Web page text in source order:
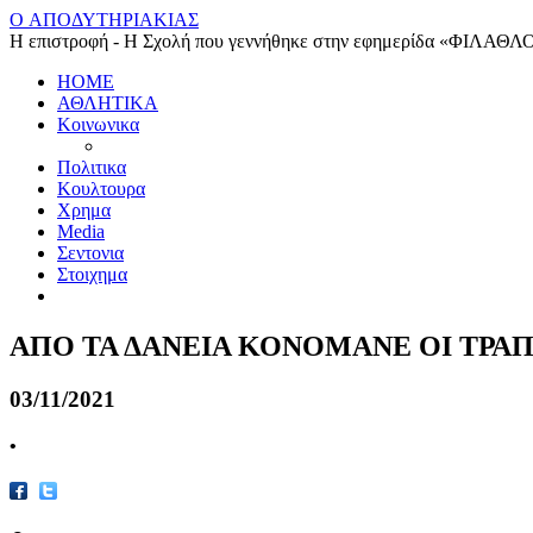
O ΑΠΟΔΥΤΗΡΙΑΚΙΑΣ
Η επιστροφή - Η Σχολή που γεννήθηκε στην εφημερίδα
HOME
ΑΘΛΗΤΙΚΑ
Κοινωνικα
Πολιτικα
Κουλτουρα
Χρημα
Media
Σεντονια
Στοιχημα
ΑΠΟ ΤΑ ΔΑΝΕΙΑ ΚΟΝΟΜΑΝΕ ΟΙ
03/11/2021
•